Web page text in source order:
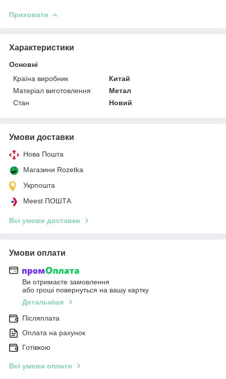
Приховати
Характеристики
Основні
Країна виробник
Китай
Матеріал виготовлення
Метал
Стан
Новий
Умови доставки
Нова Пошта
Магазини Rozetka
Укрпошта
Meest ПОШТА
Всі умови доставки
Умови оплати
Ви отримаєте замовлення
або гроші повернуться на вашу картку
Детальніше
Післяплата
Оплата на рахунок
Готівкою
Всі умови оплати